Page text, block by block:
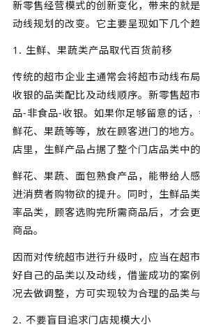
新零售经营模式的创新变化，带来的就
动线规划的改变。它主要呈现如下几个趋
1. 生鲜、果蔬类产品取代百货前移
传统的超市企业主通常会将超市动线布
收银的品类配比及动线顺序。新零售超
品-非食品-收银。如果你足够留意的话
鲜花、果蔬等等，放在顾客进门的地方
店里，生鲜产品占据了整个门店品类中的
鲜花、果蔬、面包熟食产品，能带给人
进消费者购物欲的提升。同时，生鲜品
率品类，顾客选购完所需商品后，才会
商品。
因而对传统超市进行升级时，应当在超
好自己的品类以及动线，借鉴成功的案
况去做调整，方可实现较为合理的品类与
2. 不要盲目追求门店规模大小